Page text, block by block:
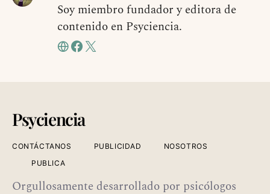
Soy miembro fundador y editora de
contenido en Psyciencia.
Psyciencia
CONTÁCTANOS PUBLICIDAD
NOSOTROS
PUBLICA
Orgullosamente desarrollado por psicólogos